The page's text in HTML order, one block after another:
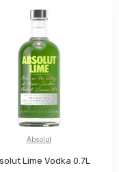
Absolut
Lime Vodka 0.7L